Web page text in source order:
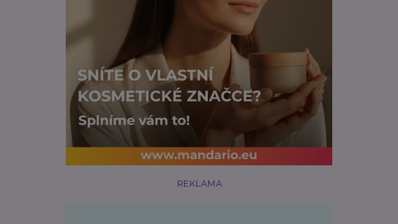
REKLAMA